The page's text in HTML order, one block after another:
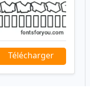
Télécharger